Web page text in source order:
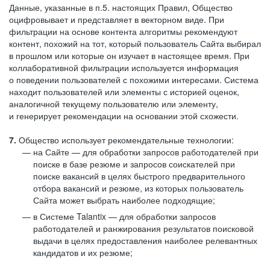
Данные, указанные в п.5. настоящих Правил, Общество
оцифровывает и представляет в векторном виде. При
фильтрации на основе контента алгоритмы рекомендуют
контент, похожий на тот, который пользователь Сайта выбирал
в прошлом или которые он изучает в настоящее время. При
коллаборативной фильтрации используется информация
о поведении пользователей с похожими интересами. Система
находит пользователей или элементы с историей оценок,
аналогичной текущему пользователю или элементу,
и генерирует рекомендации на основании этой схожести.
7. Общество использует рекомендательные технологии:
на Сайте — для обработки запросов работодателей при
поиске в базе резюме и запросов соискателей при
поиске вакансий в целях быстрого предварительного
отбора вакансий и резюме, из которых пользователь
Сайта может выбрать наиболее подходящие;
в Системе Talantix — для обработки запросов
работодателей и ранжирования результатов поисковой
выдачи в целях предоставления наиболее релевантных
кандидатов и их резюме;